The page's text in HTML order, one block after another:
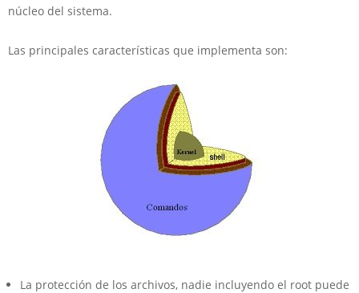
núcleo del sistema.
Las principales características que implementa son:
La protección de los archivos, nadie incluyendo el root puede